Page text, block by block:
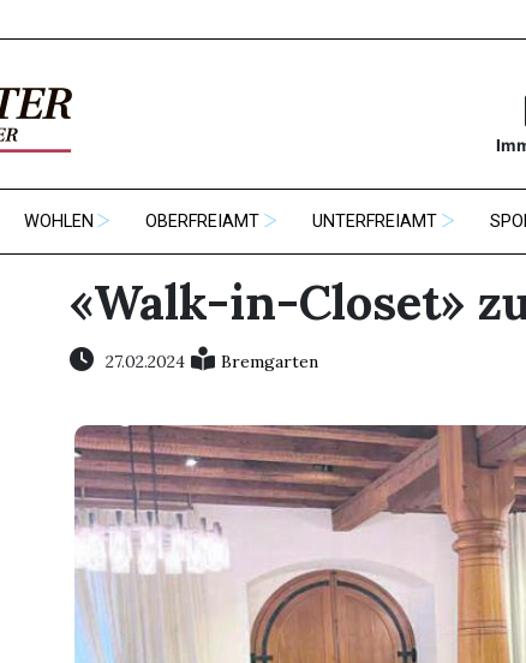
WOHLEN OBERFREIAMT UNTERFREIAMT
«Walk-in-Closet»
27.02.2024 Bremgarten